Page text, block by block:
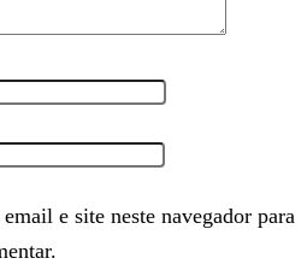
e site neste navegador para